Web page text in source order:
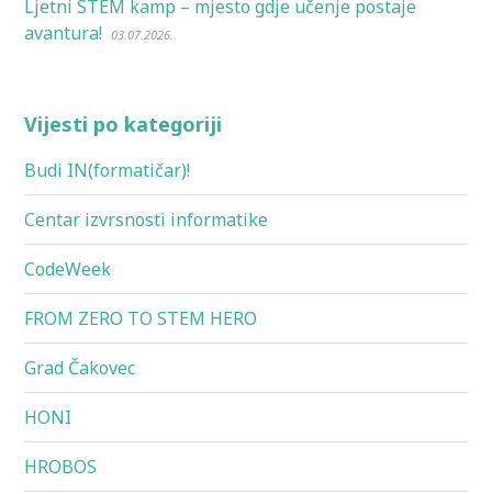
Ljetni STEM kamp – mjesto gdje učenje postaje
avantura! 03.07.2026.
Vijesti po kategoriji
Budi IN(formatičar)!
Centar izvrsnosti informatike
CodeWeek
FROM ZERO TO STEM HERO
Grad Čakovec
HONI
HROBOS